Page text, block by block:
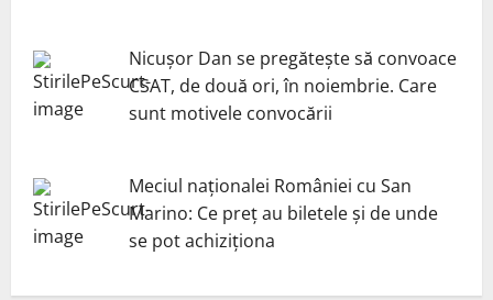
Nicuşor Dan se pregăteşte să convoace
CSAT, de două ori, în noiembrie. Care
sunt motivele convocării
Meciul naționalei României cu San
Marino: Ce preț au biletele și de unde
se pot achiziționa